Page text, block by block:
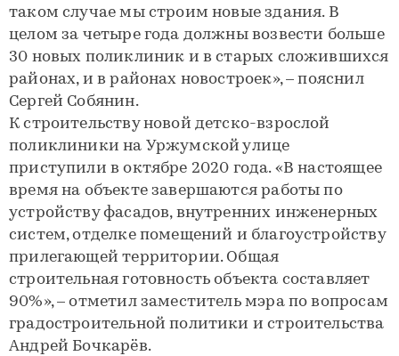
таком случае мы строим новые здания. В
целом за четыре года должны возвести больше
30 новых поликлиник и в старых сложившихся
районах, и в районах новостроек», – пояснил
Сергей Собянин.
К строительству новой детско-взрослой
поликлиники на Уржумской улице
приступили в октябре 2020 года. «В настоящее
время на объекте завершаются работы по
устройству фасадов, внутренних инженерных
систем, отделке помещений и благоустройству
прилегающей территории. Общая
строительная готовность объекта составляет
90%», – отметил заместитель мэра по вопросам
градостроительной политики и строительства
Андрей Бочкарёв.